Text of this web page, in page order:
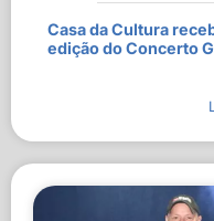
Casa da Cultura
edição do Concerto